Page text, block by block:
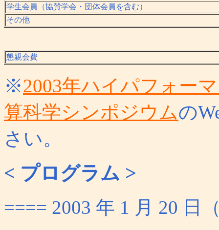
学生会員（協賛学会・団体会員を含む）
その他
懇親会費
※2003年ハイパフォー
算科学シンポジウムの
さい。
< プログラム >
==== 2003 年 1 月 20 日